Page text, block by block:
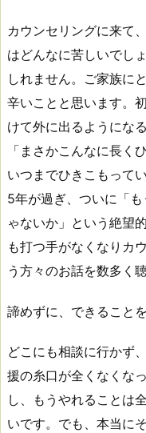
カウンセリングに来て
はどんなに苦しいでし
しれません。ご家族に
辛いことと思います。
けて外に出るようにな
「まさかこんなに長く
いつまでひきこもって
5年が過ぎ、ついに「
ゃないか」という絶望
も打つ手がなくなりカ
う方々のお話を数多く
諦めずに、できること
どこにも相談に行かず
援の糸口が全くなくな
し、もうやれることは
いです。でも、本当に